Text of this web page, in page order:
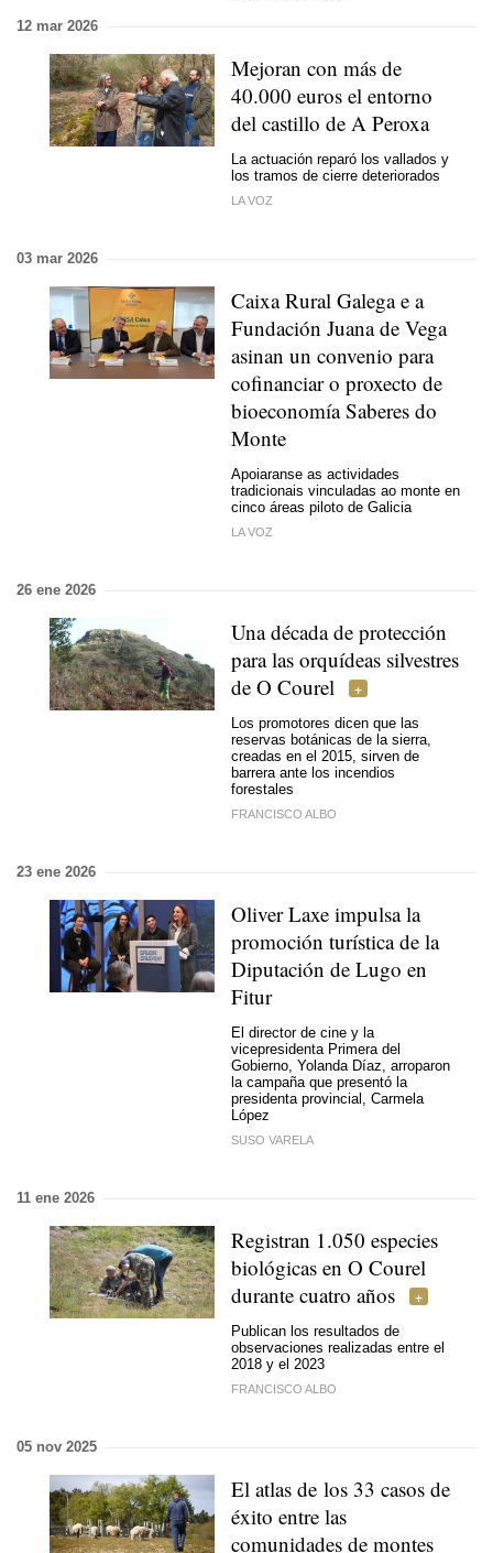
12 mar 2026
Mejoran con más de
40.000 euros el entorno
del castillo de A Peroxa
La actuación reparó los vallados y
los tramos de cierre deteriorados
LA VOZ
03 mar 2026
Caixa Rural Galega e a
Fundación Juana de Vega
asinan un convenio para
cofinanciar o proxecto de
bioeconomía Saberes do
Monte
Apoiaranse as actividades
tradicionais vinculadas ao monte en
cinco áreas piloto de Galicia
LA VOZ
26 ene 2026
Una década de protección
para las orquídeas silvestres
de O Courel
Los promotores dicen que las
reservas botánicas de la sierra,
creadas en el 2015, sirven de
barrera ante los incendios
forestales
FRANCISCO ALBO
23 ene 2026
Oliver Laxe impulsa la
promoción turística de la
Diputación de Lugo en
Fitur
El director de cine y la
vicepresidenta Primera del
Gobierno, Yolanda Díaz, arroparon
la campaña que presentó la
presidenta provincial, Carmela
López
SUSO VARELA
11 ene 2026
Registran 1.050 especies
biológicas en O Courel
durante cuatro años
Publican los resultados de
observaciones realizadas entre el
2018 y el 2023
FRANCISCO ALBO
05 nov 2025
El atlas de los 33 casos de
éxito entre las
comunidades de montes